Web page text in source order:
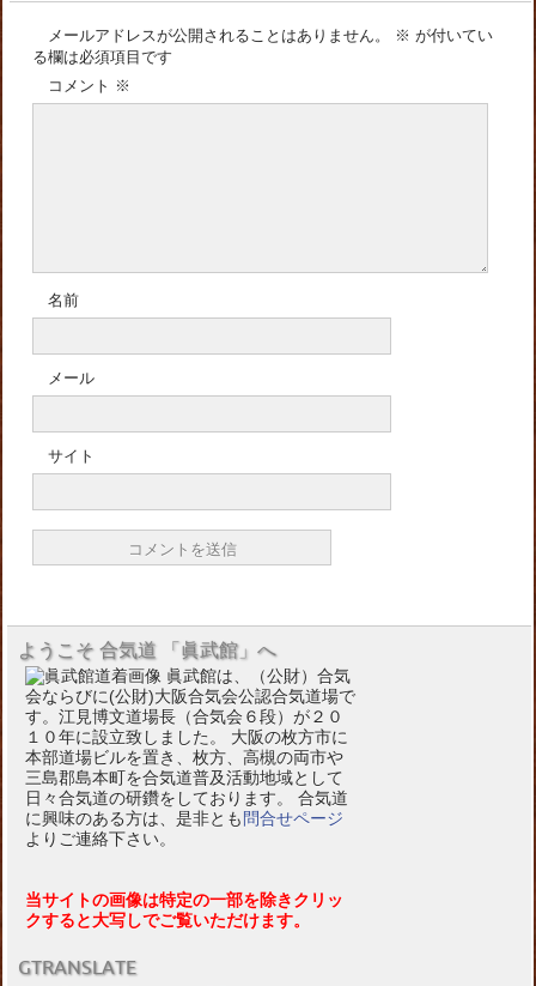
メールアドレスが公開されることはありません。 ※ が付いてい
る欄は必須項目です
コメント ※
名前
メール
サイト
ようこそ 合気道 「眞武館」へ
眞武館は、（公財）合気
会ならびに(公財)大阪合気会公認合気道場で
す。江見博文道場長（合気会６段）が２０
１０年に設立致しました。 大阪の枚方市に
本部道場ビルを置き、枚方、高槻の両市や
三島郡島本町を合気道普及活動地域として
日々合気道の研鑽をしております。 合気道
に興味のある方は、是非とも 問合せページ
よりご連絡下さい。
当サイトの画像は特定の一部を除きクリッ
クすると大写しでご覧いただけます。
GTRANSLATE